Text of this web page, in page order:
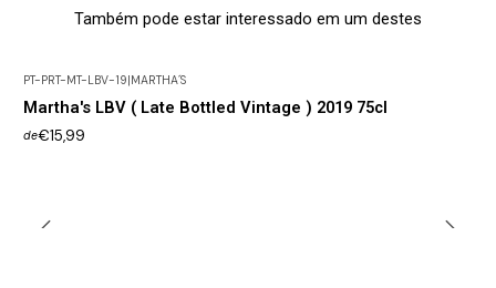
Também pode estar interessado em um destes
PT-PRT-MT-LBV-19 MARTHA´S
Martha's LBV ( Late Bottled Vintage ) 2019 75cl
de€15,99